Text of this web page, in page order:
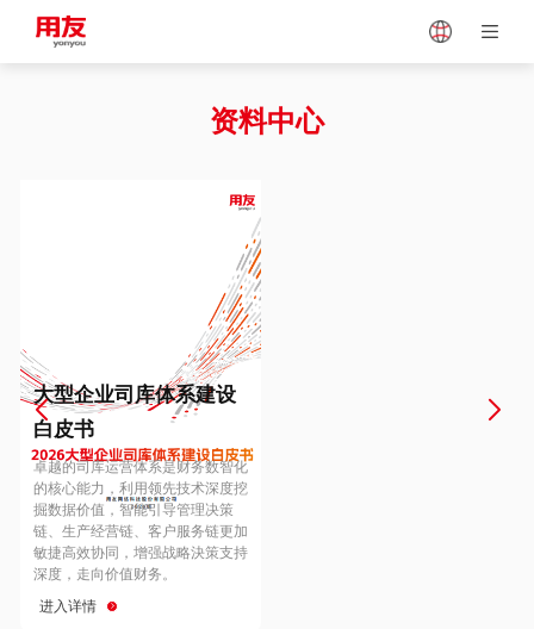
Vietnam
Europe
Hungary
Hong Kong
资料中心
大型企业司库体系建设
白皮书
卓越的司库运营体系是财务数智化
的核心能力，利用领先技术深度挖
掘数据价值，智能引导管理决策
链、生产经营链、客户服务链更加
敏捷高效协同，增强战略決策支持
深度，走向价值财务。
进入详情